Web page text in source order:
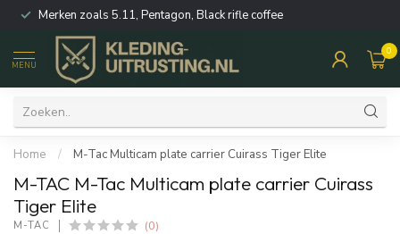
Merken zoals 5.11, Pentagon, Black rifle coffee
MENU
0
Home / M-Tac Multicam plate carrier Cuirass Tiger Elite
M-TAC M-Tac Multicam plate carrier Cuirass
Tiger Elite
M-TAC (0)